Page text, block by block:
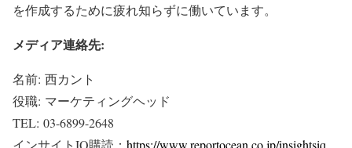
を作成するために疲れ知らずに働いています。
メディア連絡先:
名前: 西カント
役職: マーケティングヘッド
TEL: 03-6899-2648
インサイトIQ購読： https://www.reportocean.co.jp/insightsiq